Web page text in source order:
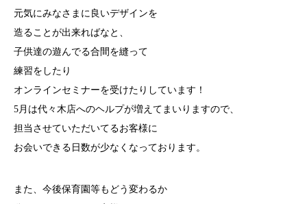
元気にみなさまに良いデザインを
造ることが出来ればなと、
子供達の遊んでる合間を縫って
練習をしたり
オンラインセミナーを受けたりしています！
5月は代々木店へのヘルプが増えてまいりますので、
担当させていただいてるお客様に
お会いできる日数が少なくなっております。
また、今後保育園等もどう変わるか